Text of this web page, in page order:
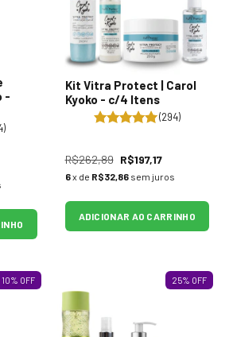
-
Kit Vitra Protect | Carol
Kyoko - c/4 Itens
(294)
R$262,89 R$197,17
6x de R$32,86 sem juros
ADICIONAR AO CARRINHO
10% OFF 25% OFF